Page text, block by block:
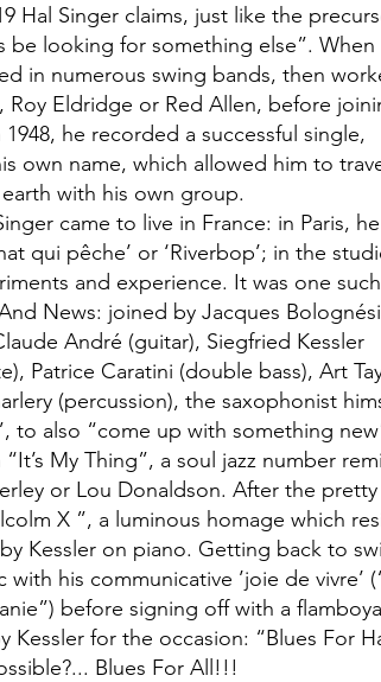
Hal Singer claims, just like the
be looking for something else”. When
in numerous swing bands, then
Roy Eldridge or Red Allen, before
1948, he recorded a successful single,
own name, which allowed him to
with his own group.
came to live in France: in Paris,
qui pêche’ or ‘Riverbop’; in the
and experience. It was one
News: joined by Jacques Bolognési
André (guitar), Siegfried Kessler
Patrice Caratini (double bass), Art
(percussion), the saxophonist
to also “come up with something
My Thing”, a soul jazz number
or Lou Donaldson. After the
X ”, a luminous homage which
Kessler on piano. Getting back to
with his communicative ’joie de vivre’
before signing off with a
Kessler for the occasion: “Blues For
Blues For All!!!